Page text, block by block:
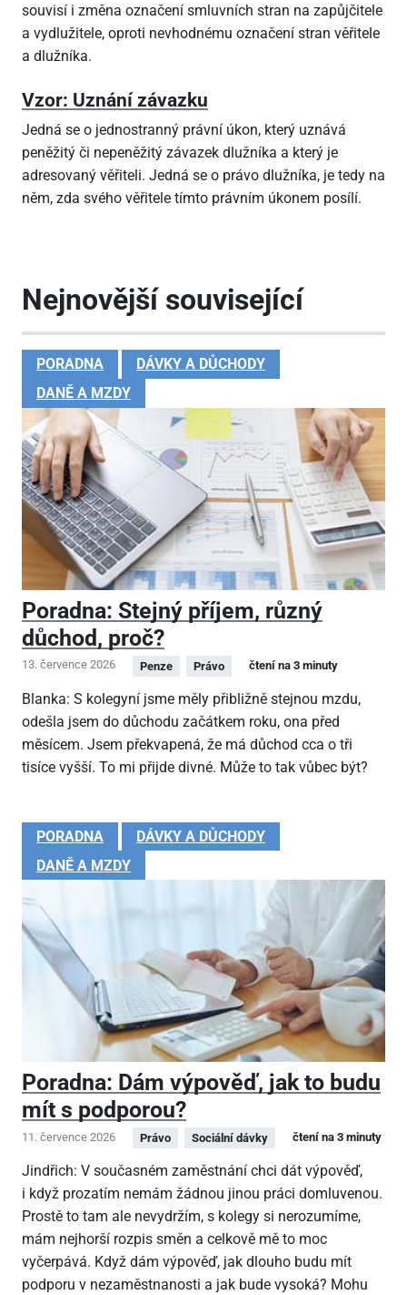
souvisí i změna označení smluvních stran na zapůjčitele
a vydlužitele, oproti nevhodnému označení stran věřitele
a dlužníka.
Vzor: Uznání závazku
Jedná se o jednostranný právní úkon, který uznává
peněžitý či nepeněžitý závazek dlužníka a který je
adresovaný věřiteli. Jedná se o právo dlužníka, je tedy na
něm, zda svého věřitele tímto právním úkonem posílí.
Nejnovější související
PORADNA
DÁVKY A DŮCHODY
DANĚ A MZDY
Poradna: Stejný příjem, různý
důchod, proč?
13. července 2026 Penze Právo čtení na 3 minuty
Blanka: S kolegyní jsme měly přibližně stejnou mzdu,
odešla jsem do důchodu začátkem roku, ona před
měsícem. Jsem překvapená, že má důchod cca o tři
tisíce vyšší. To mi přijde divné. Může to tak vůbec být?
PORADNA
DÁVKY A DŮCHODY
DANĚ A MZDY
Poradna: Dám výpověď, jak to budu
mít s podporou?
11. července 2026 Právo Sociální dávky čtení na 3 minuty
Jindřich: V současném zaměstnání chci dát výpověď,
i když prozatím nemám žádnou jinou práci domluvenou.
Prostě to tam ale nevydržím, s kolegy si nerozumíme,
mám nejhorší rozpis směn a celkově mě to moc
vyčerpává. Když dám výpověď, jak dlouho budu mít
podporu v nezaměstnanosti a jak bude vysoká? Mohu